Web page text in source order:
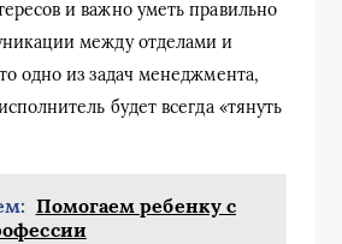
и важно уметь правильно
между отделами и
одно из задач менеджмента,
будет всегда «тянуть
Помогаем ребенку с